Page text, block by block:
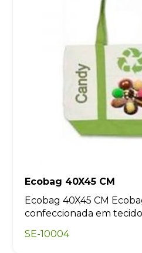
Ecobag 40X45 CM
Ecobag 40X45 CM
confeccionada em tecido
SE-10004